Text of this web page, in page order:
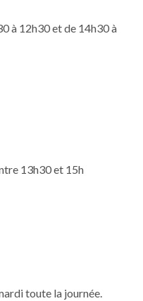
à 12h30 et de 14h30 à
13h30 et 15h
toute la journée.